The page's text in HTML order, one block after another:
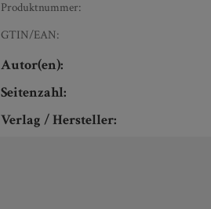
Produktnummer:
GTIN/EAN:
Autor(en):
Seitenzahl:
Verlag / Hersteller: